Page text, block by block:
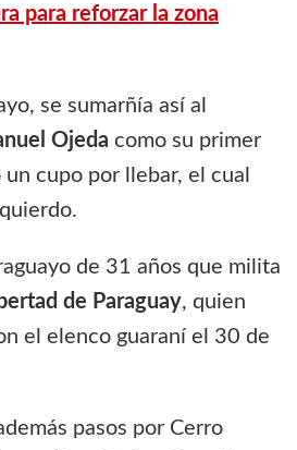
para reforzar la zona
se sumarñía así al
Ojeda como su primer
cupo por llebar, el cual
de 31 años que milita
de Paraguay, quien
el elenco guaraní el 30 de
pasos por Cerro